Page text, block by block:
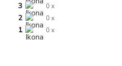
3 0 x
2 0 x
1 0 x